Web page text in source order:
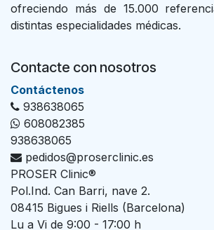
ofreciendo más de 15.000
distintas especialidades médicas.
Contacte con nosotros
Con​tác​tenos
938638065
608082385
938638065
pedidos@proserclinic.es
PROSER Clinic®
Pol.Ind. Can Barri, nave 2.
08415 Bigues i Riells (Barcelona)
Lu a Vi de 9:00 - 17:00 h